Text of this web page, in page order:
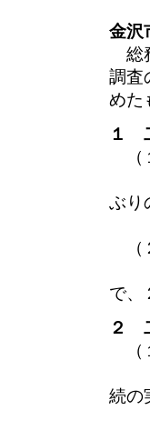
金沢
総
調査
めた
１
（
消
ぶり
（
消
で、
２
（
実
続の